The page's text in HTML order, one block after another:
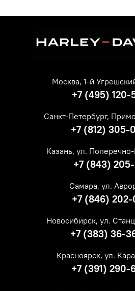
Москва, 1-й
+7 (495) 120-
Санкт-Петербург,
+7 (812) 305-
Казань, ул.
+7 (843) 205-
Самара, ул.
+7 (846) 202-
Новосибирск, ул.
+7 (383) 36-
Красноярск, ул.
+7 (391) 290-